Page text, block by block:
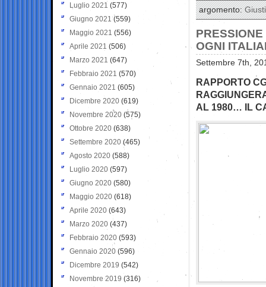
argomento:
OGNI
Settembre 7th,
RAPPORTO
AL 1980… IL
Luglio 2021 (577)
Giugno 2021(559)
Maggio 2021 (556)
Aprile 2021 (506)
Marzo 2021 (647)
Febbraio 2021 (570)
Gennaio 2021 (605)
Dicembre 2020 (619)
Novembre 2020 (575)
Ottobre 2020 (638)
Settembre 2020(465)
Agosto 2020 (588)
Luglio 2020 (597)
Giugno 2020 (580)
Maggio 2020 (618)
Aprile 2020 (643)
Marzo 2020 (437)
Febbraio 2020 (593)
Gennaio 2020 (596)
Dicembre 2019 (542)
Novembre 2019 (316)